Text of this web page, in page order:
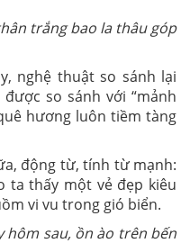
trắng bao la thâu góp
thuật so sánh lại
so sánh với “mảnh
hương luôn tiềm tàng
động từ, tính từ mạnh:
ta thấy một vẻ đẹp kiêu
vi vu trong gió biển.
hôm sau, ồn ào trên bến